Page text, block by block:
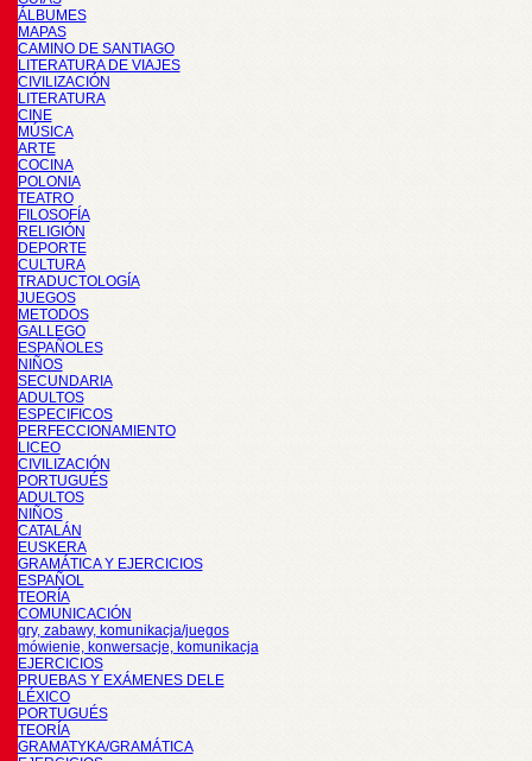
ÁLBUMES
MAPAS
CAMINO DE SANTIAGO
LITERATURA DE VIAJES
CIVILIZACIÓN
LITERATURA
CINE
MÚSICA
ARTE
COCINA
POLONIA
TEATRO
FILOSOFÍA
RELIGIÓN
DEPORTE
CULTURA
TRADUCTOLOGÍA
JUEGOS
METODOS
GALLEGO
ESPAÑOLES
NIÑOS
SECUNDARIA
ADULTOS
ESPECIFICOS
PERFECCIONAMIENTO
LICEO
CIVILIZACIÓN
PORTUGUÉS
ADULTOS
NIÑOS
CATALÁN
EUSKERA
GRAMÁTICA Y EJERCICIOS
ESPAÑOL
TEORÍA
COMUNICACIÓN
gry, zabawy, komunikacja/juegos
mówienie, konwersacje, komunikacja
EJERCICIOS
PRUEBAS Y EXÁMENES DELE
LÉXICO
PORTUGUÉS
TEORÍA
GRAMATYKA/GRAMÁTICA